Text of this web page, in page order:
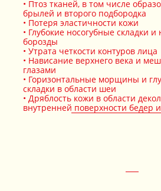
Птоз тканей, в том числе
брылей и второго подбородка
Потеря эластичности кожи
Глубокие носогубные складки и
борозды
Утрата четкости контуров лица
Нависание верхнего века и
глазами
Горизонтальные морщины и
складки в области шеи
Дряблость кожи в области
внутренней поверхности бедер